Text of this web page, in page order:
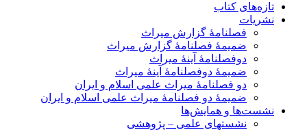
تازه‌های کتاب
نشریات
فصلنامۀ گزارش میراث
ضمیمۀ فصلنامۀ گزارش میراث
دوفصلنامۀ آینۀ میراث
ضمیمۀ دوفصلنامۀ آینۀ میراث
دو فصلنامۀ میراث علمی اسلام و ایران
ضمیمۀ دو فصلنامۀ میراث علمی اسلام و ایران
نشست‌ها و همایش‌ها
نشستهای علمی – پژوهشی